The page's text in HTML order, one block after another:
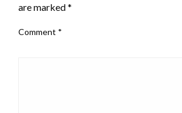
are marked*
Comment *